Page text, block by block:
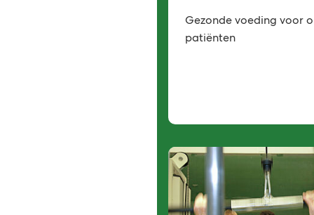
Gezonde voeding voor
patiënten